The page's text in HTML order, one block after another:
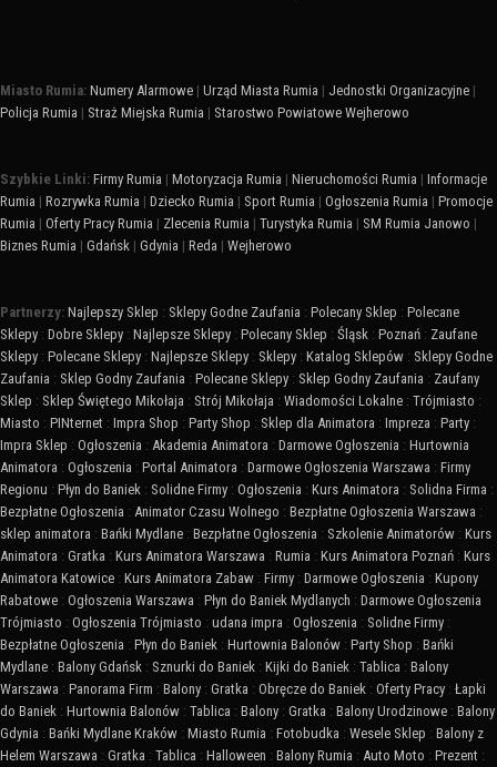
Miasto Rumia: Numery Alarmowe | Urząd Miasta Rumia | Jednostki Organizacyjne |
Policja Rumia | Straż Miejska Rumia | Starostwo Powiatowe Wejherowo
Szybkie Linki: Firmy Rumia | Motoryzacja Rumia | Nieruchomości Rumia | Informacje
Rumia | Rozrywka Rumia | Dziecko Rumia | Sport Rumia | Ogłoszenia Rumia | Promocje
Rumia | Oferty Pracy Rumia | Zlecenia Rumia | Turystyka Rumia | SM Rumia Janowo |
Biznes Rumia | Gdańsk | Gdynia | Reda | Wejherowo
Partnerzy: Najlepszy Sklep : Sklepy Godne Zaufania : Polecany Sklep : Polecane
Sklepy : Dobre Sklepy : Najlepsze Sklepy : Polecany Sklep : Śląsk : Poznań : Zaufane
Sklepy : Polecane Sklepy : Najlepsze Sklepy : Sklepy : Katalog Sklepów : Sklepy Godne
Zaufania : Sklep Godny Zaufania : Polecane Sklepy : Sklep Godny Zaufania : Zaufany
Sklep : Sklep Świętego Mikołaja : Strój Mikołaja : Wiadomości Lokalne : Trójmiasto :
Miasto : PINternet : Impra Shop : Party Shop : Sklep dla Animatora : Impreza : Party :
Impra Sklep : Ogłoszenia : Akademia Animatora : Darmowe Ogłoszenia : Hurtownia
Animatora : Ogłoszenia : Portal Animatora : Darmowe Ogłoszenia Warszawa : Firmy
Regionu : Płyn do Baniek : Solidne Firmy : Ogłoszenia : Kurs Animatora : Solidna Firma :
Bezpłatne Ogłoszenia : Animator Czasu Wolnego : Bezpłatne Ogłoszenia Warszawa :
sklep animatora : Bańki Mydlane : Bezpłatne Ogłoszenia : Szkolenie Animatorów : Kurs
Animatora : Gratka : Kurs Animatora Warszawa : Rumia : Kurs Animatora Poznań : Kurs
Animatora Katowice : Kurs Animatora Zabaw : Firmy : Darmowe Ogłoszenia : Kupony
Rabatowe : Ogłoszenia Warszawa : Płyn do Baniek Mydlanych : Darmowe Ogłoszenia
Trójmiasto : Ogłoszenia Trójmiasto : udana impra : Ogłoszenia : Solidne Firmy :
Bezpłatne Ogłoszenia : Płyn do Baniek : Hurtownia Balonów : Party Shop : Bańki
Mydlane : Balony Gdańsk : Sznurki do Baniek : Kijki do Baniek : Tablica : Balony
Warszawa : Panorama Firm : Balony : Gratka : Obręcze do Baniek : Oferty Pracy : Łapki
do Baniek : Hurtownia Balonów : Tablica : Balony : Gratka : Balony Urodzinowe : Balony
Gdynia : Bańki Mydlane Kraków : Miasto Rumia : Fotobudka : Wesele Sklep : Balony z
Helem Warszawa : Gratka : Tablica : Halloween : Balony Rumia : Auto Moto : Prezent :